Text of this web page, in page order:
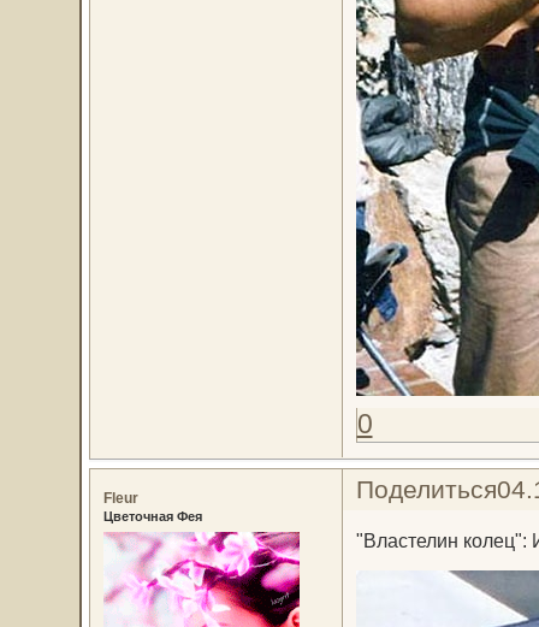
0
Поделиться
Fleur
Цветочная Фея
"Властелин колец":